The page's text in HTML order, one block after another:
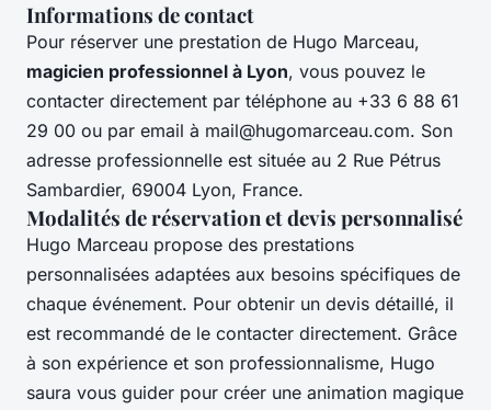
Informations de contact
Pour réserver une prestation de Hugo Marceau,
magicien professionnel à Lyon, vous pouvez le
contacter directement par téléphone au +33 6 88 61
29 00 ou par email à mail@hugomarceau.com. Son
adresse professionnelle est située au 2 Rue Pétrus
Sambardier, 69004 Lyon, France.
Modalités de réservation et devis personnalisé
Hugo Marceau propose des prestations
personnalisées adaptées aux besoins spécifiques de
chaque événement. Pour obtenir un devis détaillé, il
est recommandé de le contacter directement. Grâce
à son expérience et son professionnalisme, Hugo
saura vous guider pour créer une animation magique